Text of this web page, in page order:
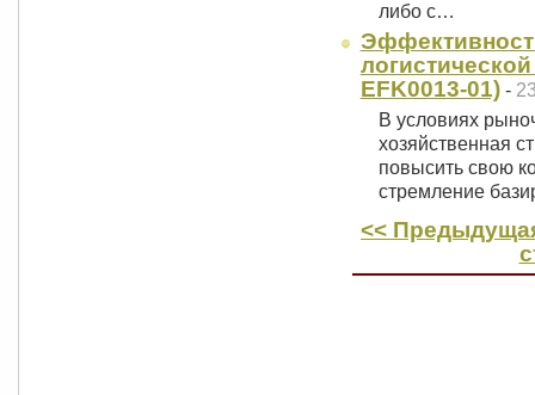
либо с…
EFK0013-01)-
В условиях
хозяйственная
повысить свою
стремление
<<